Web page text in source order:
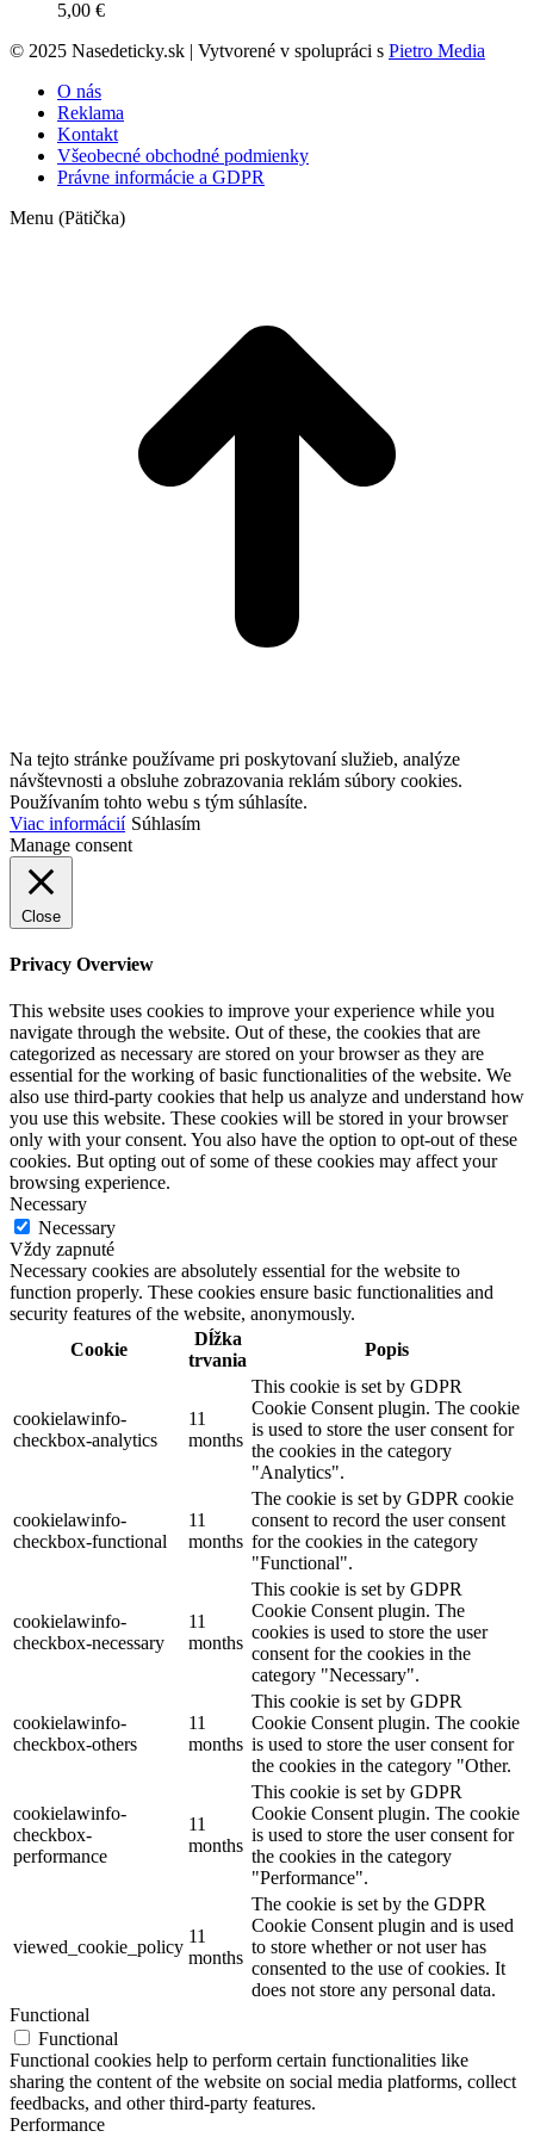
5,00 €
© 2025 Nasedeticky.sk | Vytvorené v spolupráci s Pietro Media
O nás
Reklama
Kontakt
Všeobecné obchodné podmienky
Právne informácie a GDPR
Menu (Pätička)
Na tejto stránke používame pri poskytovaní služieb, analýze
návštevnosti a obsluhe zobrazovania reklám súbory cookies.
Používaním tohto webu s tým súhlasíte.
Viac informácií Súhlasím
Manage consent
Close
Privacy Overview
This website uses cookies to improve your experience while you
navigate through the website. Out of these, the cookies that are
categorized as necessary are stored on your browser as they are
essential for the working of basic functionalities of the website. We
also use third-party cookies that help us analyze and understand how
you use this website. These cookies will be stored in your browser
only with your consent. You also have the option to opt-out of these
cookies. But opting out of some of these cookies may affect your
browsing experience.
Necessary
Necessary
Vždy zapnuté
Necessary cookies are absolutely essential for the website to
function properly. These cookies ensure basic functionalities and
security features of the website, anonymously.
Cookie
Dĺžka
trvania
Popis
cookielawinfo-
checkbox-analytics
11
months
This cookie is set by GDPR
Cookie Consent plugin. The cookie
is used to store the user consent for
the cookies in the category
"Analytics".
cookielawinfo-
checkbox-functional
11
months
The cookie is set by GDPR cookie
consent to record the user consent
for the cookies in the category
"Functional".
cookielawinfo-
checkbox-necessary
11
months
This cookie is set by GDPR
Cookie Consent plugin. The
cookies is used to store the user
consent for the cookies in the
category "Necessary".
cookielawinfo-
checkbox-others
11
months
This cookie is set by GDPR
Cookie Consent plugin. The cookie
is used to store the user consent for
the cookies in the category "Other.
cookielawinfo-
checkbox-
performance
11
months
This cookie is set by GDPR
Cookie Consent plugin. The cookie
is used to store the user consent for
the cookies in the category
"Performance".
viewed_cookie_policy
11
months
The cookie is set by the GDPR
Cookie Consent plugin and is used
to store whether or not user has
consented to the use of cookies. It
does not store any personal data.
Functional
Functional
Functional cookies help to perform certain functionalities like
sharing the content of the website on social media platforms, collect
feedbacks, and other third-party features.
Performance